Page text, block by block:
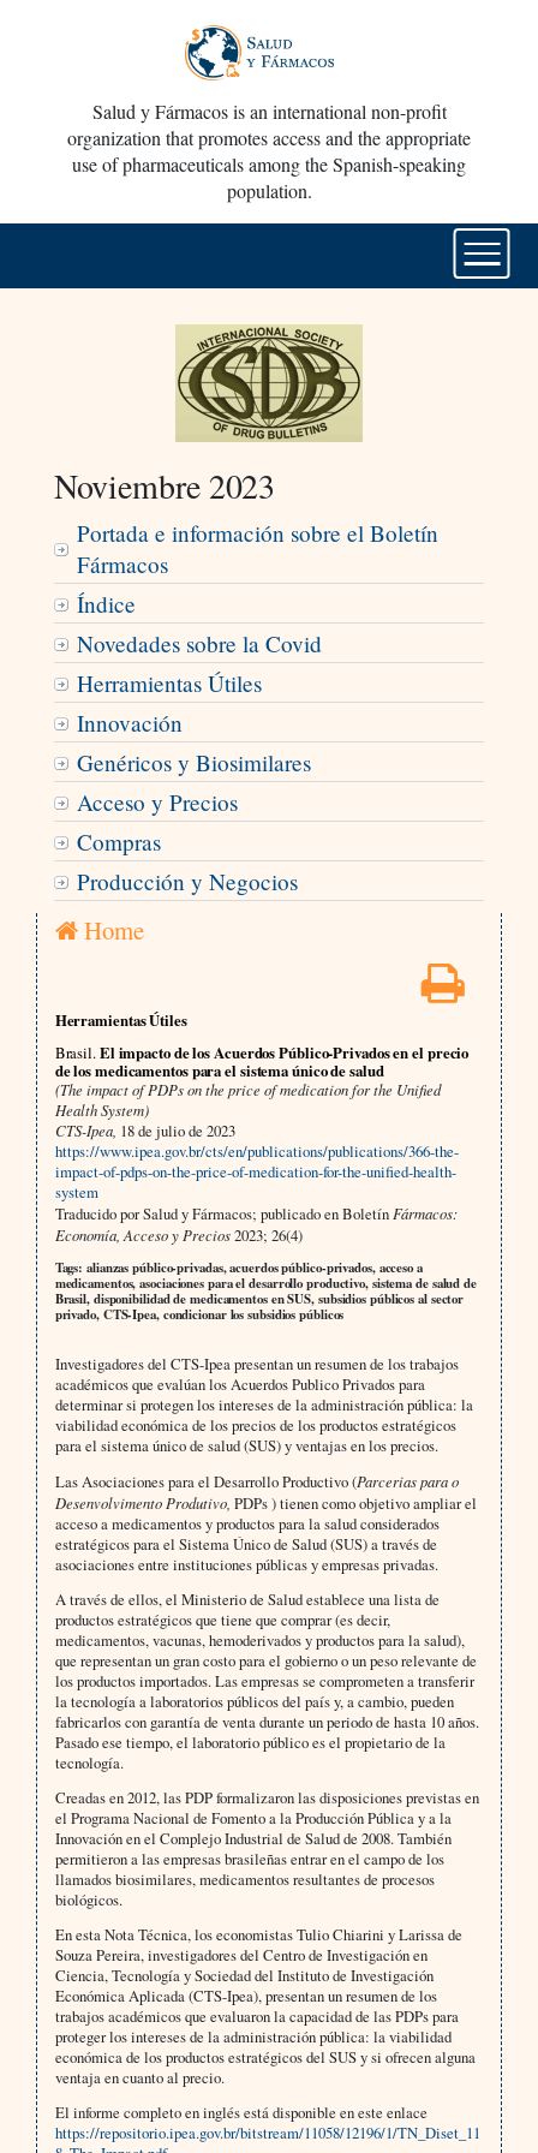
Salud y Fármacos is an international non-profit
organization that promotes access and the appropriate
use of pharmaceuticals among the Spanish-speaking
population.
Noviembre 2023
Portada e información sobre el Boletín
Fármacos
Índice
Novedades sobre la Covid
Herramientas Útiles
Innovación
Genéricos y Biosimilares
Acceso y Precios
Compras
Producción y Negocios
Home
Herramientas Útiles
Brasil.El impacto de los Acuerdos Público-Privados en el precio
de los medicamentos para el sistema único de salud
(The impact of PDPs on the price of medication for the Unified
Health System)
CTS-Ipea, 18 de julio de 2023
https://www.ipea.gov.br/cts/en/publications/publications/366-the-
impact-of-pdps-on-the-price-of-medication-for-the-unified-health-
system
Traducido por Salud y Fármacos; publicado en Boletín Fármacos:
Economía, Acceso y Precios2023; 26(4)
Tags: alianzas público-privadas, acuerdos público-privados, acceso a
medicamentos, asociaciones para el desarrollo productivo, sistema de salud de
Brasil, disponibilidad de medicamentos en SUS, subsidios públicos al sector
privado, CTS-Ipea, condicionar los subsidios públicos
Investigadores del CTS-Ipea presentan un resumen de los trabajos
académicos que evalúan los Acuerdos Publico Privados para
determinar si protegen los intereses de la administración pública: la
viabilidad económica de los precios de los productos estratégicos
para el sistema único de salud (SUS) y ventajas en los precios.
Las Asociaciones para el Desarrollo Productivo (Parcerias para o
Desenvolvimento Produtivo, PDPs ) tienen como objetivo ampliar el
acceso a medicamentos y productos para la salud considerados
estratégicos para el Sistema Único de Salud (SUS) a través de
asociaciones entre instituciones públicas y empresas privadas.
A través de ellos, el Ministerio de Salud establece una lista de
productos estratégicos que tiene que comprar (es decir,
medicamentos, vacunas, hemoderivados y productos para la salud),
que representan un gran costo para el gobierno o un peso relevante de
los productos importados. Las empresas se comprometen a transferir
la tecnología a laboratorios públicos del país y, a cambio, pueden
fabricarlos con garantía de venta durante un periodo de hasta 10 años.
Pasado ese tiempo, el laboratorio público es el propietario de la
tecnología.
Creadas en 2012, las PDP formalizaron las disposiciones previstas en
el Programa Nacional de Fomento a la Producción Pública y a la
Innovación en el Complejo Industrial de Salud de 2008. También
permitieron a las empresas brasileñas entrar en el campo de los
llamados biosimilares, medicamentos resultantes de procesos
biológicos.
En esta Nota Técnica, los economistas Tulio Chiarini y Larissa de
Souza Pereira, investigadores del Centro de Investigación en
Ciencia, Tecnología y Sociedad del Instituto de Investigación
Económica Aplicada (CTS-Ipea), presentan un resumen de los
trabajos académicos que evaluaron la capacidad de las PDPs para
proteger los intereses de la administración pública: la viabilidad
económica de los productos estratégicos del SUS y si ofrecen alguna
ventaja en cuanto al precio.
El informe completo en inglés está disponible en este enlace
https://repositorio.ipea.gov.br/bitstream/11058/12196/1/TN_Diset_11